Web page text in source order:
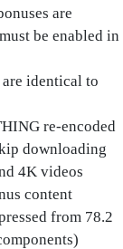
are
be enabled in
identical to
re-encoded
downloading
4K videos
content
from 78.2